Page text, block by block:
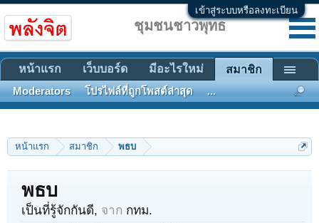
เข้าสู่ระบบหรือลงทะเบียน
หน้าแรก สมาชิก พธบ
พธบ
เป็นที่รู้จักกันดี, จาก กทม.
ชุมชนชาวพุทธ
หน้าแรก เว็บบอร์ด มีอะไรใหม่ สมาชิก
Moderators โปรไฟล์ที่ถูกโพสต์ล่าสุด ...